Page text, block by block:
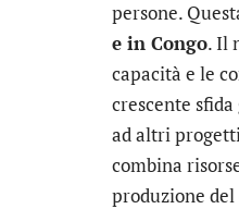
persone.
e in Congo. Il
capacità e le
crescente
ad altri
combina
produzione